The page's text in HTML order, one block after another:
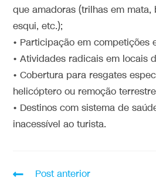
que amadoras (trilhas em mata,
esqui, etc.);
• Participação em competições
• Atividades radicais em locais
• Cobertura para resgates
helicóptero ou remoção
• Destinos com sistema de
inacessível ao turista.
Post anterior